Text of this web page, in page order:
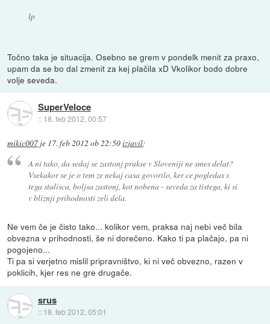
lp
Točno taka je situacija. Osebno se grem v pondelk menit za praxo,
upam da se bo dal zmenit za kej plačila xD Vkolikor bodo dobre
volje seveda.
SuperVeloce
:: 18. feb 2012, 00:57
mikic007 je 17. feb 2012 ob 22:50izjavil:
A ni tako, da sedaj se zastonj prakse v Sloveniji ne smes delat?
Vsekakor se je o tem ze nekaj casa govorilo, ker ce pogledas s
tega stalisca, boljsa zastonj, kot nobena - seveda za tistega, ki si
v bliznji prihodnosti zeli dela.
Ne vem če je čisto tako... kolikor vem, praksa naj nebi več bila
obvezna v prihodnosti, še ni dorečeno. Kako ti pa plačajo, pa ni
pogojeno...
Ti pa si verjetno mislil pripravništvo, ki ni več obvezno, razen v
poklicih, kjer res ne gre drugače.
srus
:: 18. feb 2012, 05:01